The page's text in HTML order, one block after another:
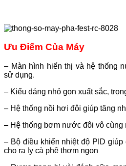
Ưu Điểm Của Máy
– Màn hình hiển thị và hệ thống
sử dụng.
– Kiểu dáng nhỏ gọn xuất sắc,
– Hệ thống nồi hơi đôi giúp tăng
– Hệ thống bơm nước đôi vô cùng
– Bộ điều khiển nhiệt độ PID
cho ra ly cà phê thơm ngon